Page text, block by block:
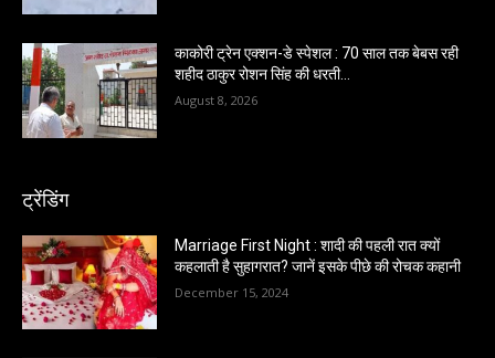
काकोरी ट्रेन एक्शन-डे स्पेशल : 70 साल तक बेबस रही
शहीद ठाकुर रोशन सिंह की धरती…
August 8, 2026
ट्रेंडिंग
Marriage First Night : शादी की पहली रात क्यों
कहलाती है सुहागरात? जानें इसके पीछे की रोचक कहानी
December 15, 2024